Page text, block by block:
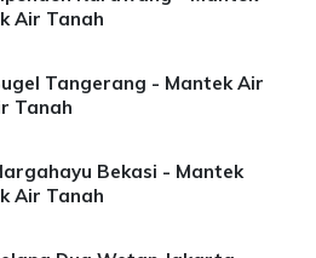
Air Tanah
Tangerang - Mantek Air
Tanah
Bekasi - Mantek
Air Tanah